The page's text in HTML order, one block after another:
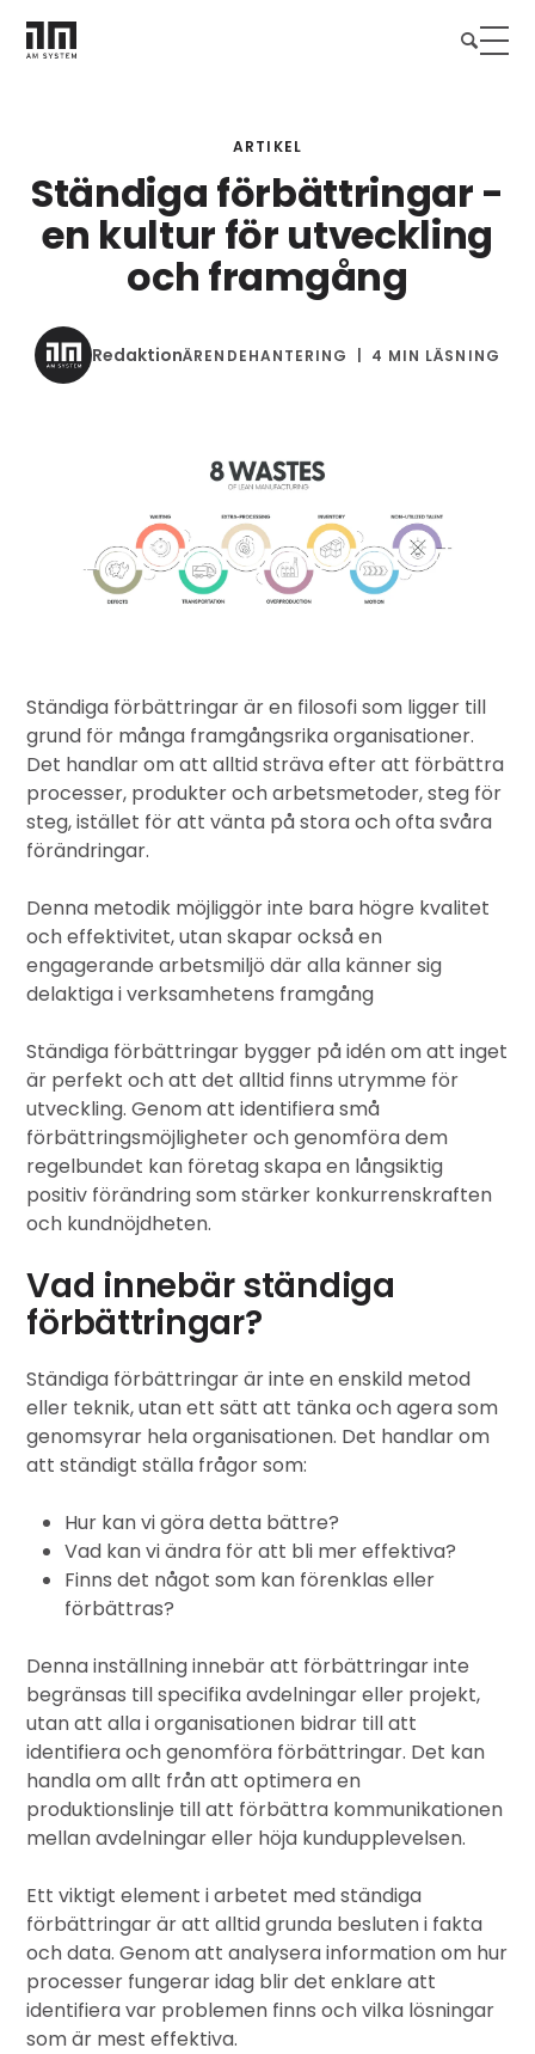
ARTIKEL
Ständiga förbättringar -
en kultur för utveckling
och framgång
RedaktionÄRENDEHANTERING 4 MIN LÄSNING
Ständiga förbättringar är en filosofi som ligger till
grund för många framgångsrika organisationer.
Det handlar om att alltid sträva efter att förbättra
processer, produkter och arbetsmetoder, steg för
steg, istället för att vänta på stora och ofta svåra
förändringar.
Denna metodik möjliggör inte bara högre kvalitet
och effektivitet, utan skapar också en
engagerande arbetsmiljö där alla känner sig
delaktiga i verksamhetens framgång
Ständiga förbättringar bygger på idén om att inget
är perfekt och att det alltid finns utrymme för
utveckling. Genom att identifiera små
förbättringsmöjligheter och genomföra dem
regelbundet kan företag skapa en långsiktig
positiv förändring som stärker konkurrenskraften
och kundnöjdheten.
Vad innebär ständiga
förbättringar?
Ständiga förbättringar är inte en enskild metod
eller teknik, utan ett sätt att tänka och agera som
genomsyrar hela organisationen. Det handlar om
att ständigt ställa frågor som:
Hur kan vi göra detta bättre?
Vad kan vi ändra för att bli mer effektiva?
Finns det något som kan förenklas eller
förbättras?
Denna inställning innebär att förbättringar inte
begränsas till specifika avdelningar eller projekt,
utan att alla i organisationen bidrar till att
identifiera och genomföra förbättringar. Det kan
handla om allt från att optimera en
produktionslinje till att förbättra kommunikationen
mellan avdelningar eller höja kundupplevelsen.
Ett viktigt element i arbetet med ständiga
förbättringar är att alltid grunda besluten i fakta
och data. Genom att analysera information om hur
processer fungerar idag blir det enklare att
identifiera var problemen finns och vilka lösningar
som är mest effektiva.